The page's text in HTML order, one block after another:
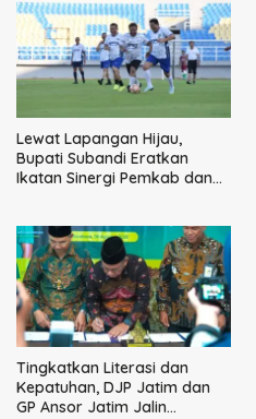
Lewat Lapangan Hijau,
Bupati Subandi Eratkan
Ikatan Sinergi Pemkab dan
Tingkatkan Literasi dan
Kepatuhan, DJP Jatim dan
GP Ansor Jatim Jalin